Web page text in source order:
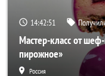
14:42:50
Мастер-класс от
пирожное»
Россия